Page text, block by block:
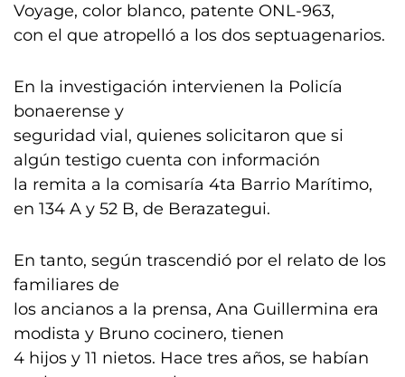
Voyage, color blanco, patente ONL-963,
con el que atropelló a los dos septuagenarios.
En la investigación intervienen la Policía
bonaerense y
seguridad vial, quienes solicitaron que si
algún testigo cuenta con información
la remita a la comisaría 4ta Barrio Marítimo,
en 134 A y 52 B, de Berazategui.
En tanto, según trascendió por el relato de los
familiares de
los ancianos a la prensa, Ana Guillermina era
modista y Bruno cocinero, tienen
4 hijos y 11 nietos. Hace tres años, se habían